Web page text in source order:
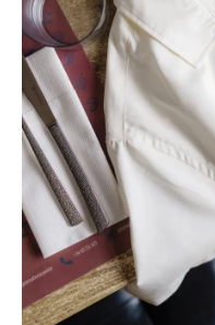
Inspire-se
Procurar
ES
PT